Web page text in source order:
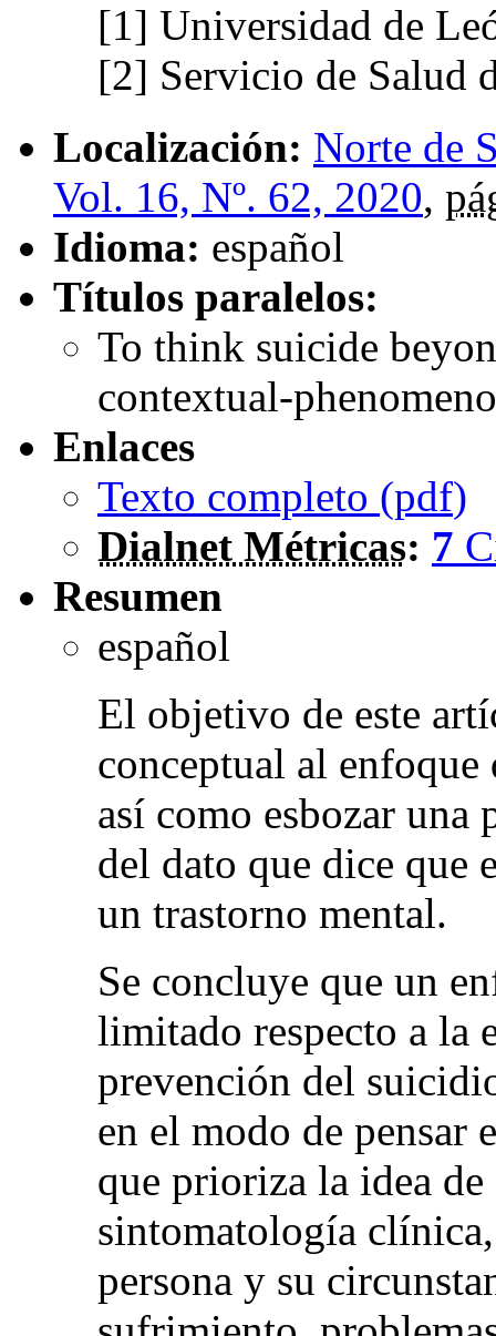
[1] Universidad de
[2] Servicio de Salud
Localización: Norte de
Vol. 16, Nº. 62, 2020,
Idioma: español
Títulos paralelos:
To think suicide
contextual-
Enlaces
Texto completo (pdf)
Dialnet Métricas: 7
Resumen
español
El objetivo de este
conceptual al
así como esbozar una
del dato que dice que
un trastorno mental.
Se concluye que un
limitado respecto a la
prevención del
en el modo de pensar
que prioriza la idea
sintomatología
persona y su